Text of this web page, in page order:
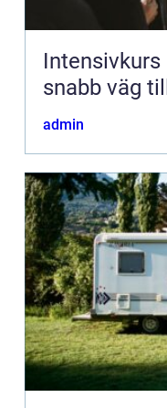
snabb väg
admin